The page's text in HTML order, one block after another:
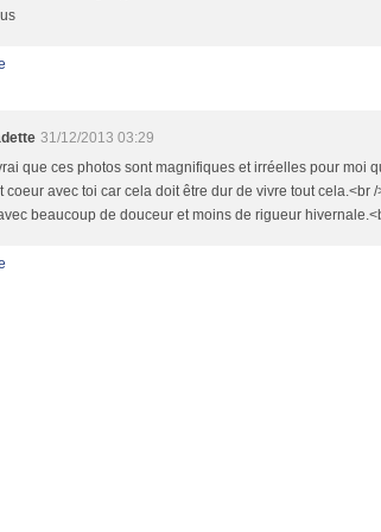
31/12/2013 03:29
que ces photos sont magnifiques et irréelles pour moi
coeur avec toi car cela doit être dur de vivre tout cela.<br
beaucoup de douceur et moins de rigueur